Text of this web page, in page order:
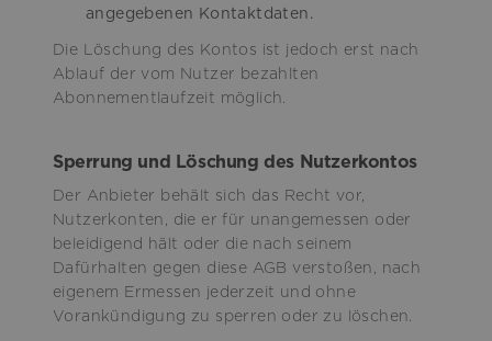
angegebenen Kontaktdaten.
Die Löschung des Kontos ist jedoch erst nach
Ablauf der vom Nutzer bezahlten
Abonnementlaufzeit möglich.
Sperrung und Löschung des Nutzerkontos
Der Anbieter behält sich das Recht vor,
Nutzerkonten, die er für unangemessen oder
beleidigend hält oder die nach seinem
Dafürhalten gegen diese AGB verstoßen, nach
eigenem Ermessen jederzeit und ohne
Vorankündigung zu sperren oder zu löschen.